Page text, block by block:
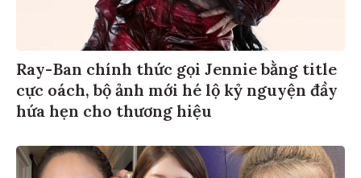
Ray-Ban chính thức gọi Jennie bằng title
cực oách, bộ ảnh mới hé lộ kỷ nguyện đầy
hứa hẹn cho thương hiệu